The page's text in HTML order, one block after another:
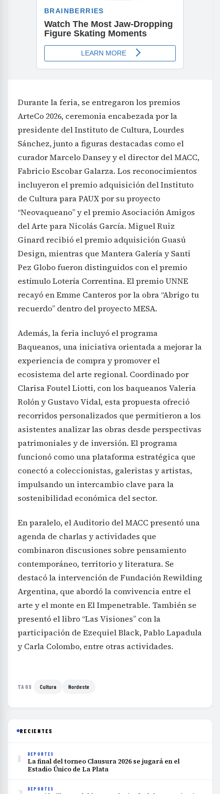
Durante la feria, se entregaron los premios
ArteCo 2026, ceremonia encabezada por la
presidente del Instituto de Cultura, Lourdes
Sánchez, junto a figuras destacadas como el
curador Marcelo Dansey y el director del MACC,
Fabricio Escobar Galarza. Los reconocimientos
incluyeron el premio adquisición del Instituto
de Cultura para PAUX por su proyecto
“Neovaqueano” y el premio Asociación Amigos
del Arte para Nicolás García. Miguel Ruiz
Ginard recibió el premio adquisición Guasú
Design, mientras que Mantera Galería y Santi
Pez Globo fueron distinguidos con el premio
estímulo Lotería Correntina. El premio UNNE
recayó en Emme Canteros por la obra “Abrigo tu
recuerdo” dentro del proyecto MESA.
Además, la feria incluyó el programa
Baqueanos, una iniciativa orientada a mejorar la
experiencia de compra y promover el
ecosistema del arte regional. Coordinado por
Clarisa Foutel Liotti, con los baqueanos Valeria
Rolón y Gustavo Vidal, esta propuesta ofreció
recorridos personalizados que permitieron a los
asistentes analizar las obras desde perspectivas
patrimoniales y de inversión. El programa
funcionó como una plataforma estratégica que
conectó a coleccionistas, galeristas y artistas,
impulsando un intercambio clave para la
sostenibilidad económica del sector.
En paralelo, el Auditorio del MACC presentó una
agenda de charlas y actividades que
combinaron discusiones sobre pensamiento
contemporáneo, territorio y literatura. Se
destacó la intervención de Fundación Rewilding
Argentina, que abordó la convivencia entre el
arte y el monte en El Impenetrable. También se
presentó el libro “Las Visiones” con la
participación de Ezequiel Black, Pablo Lapadula
y Carla Colombo, entre otras actividades.
TAGS Cultura Nordeste
RECIENTES
1 DEPORTES
La final del torneo Clausura 2026 se jugará en el
Estadio Único de La Plata
DEPORTES